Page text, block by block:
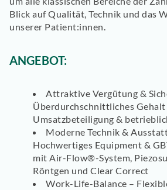
Blick auf Qualität, Technik und das
unserer Patient:innen.
ANGEBOT:
Attraktive Vergütung &
Überdurchschnittliches
Umsatzbeteiligung &
Moderne Technik &
Hochwertiges Equipment &
mit Air-Flow®-System,
Röntgen und Clear Correct
Work-Life-Balance –